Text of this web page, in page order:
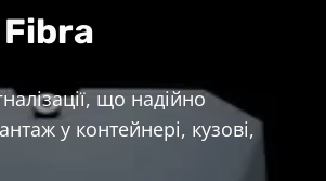
що надійно
у контейнері, кузові,